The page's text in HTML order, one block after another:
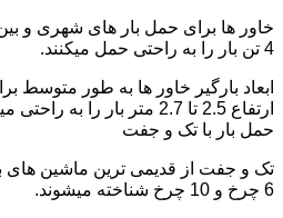
خاور ها برای حمل بار های شهری و
4 تن بار را به راحتی حمل میکنند.
ارتفاع 2.5 تا 2.7 متر بار را به راحتی میتوان روی آنها قرار داد.
حمل بار با تک و جفت
تک و جفت از قدیمی ترین ماشین های
6 چرخ و 10 چرخ شناخته میشوند.